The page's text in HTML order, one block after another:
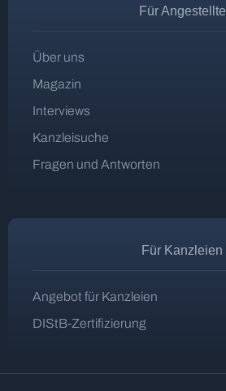
Für Angestellte
Über uns
Magazin
Interviews
Kanzleisuche
Fragen und Antworten
Für Kanzleien
Angebot für Kanzleien
DIStB-Zertifizierung